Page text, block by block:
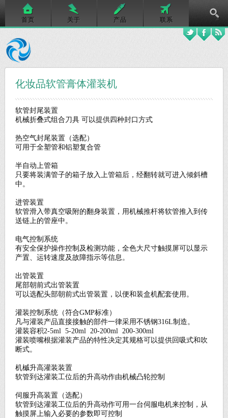
首页 关于 产品 联系
化妆品软管膏体灌装机
软管封尾装置
机械折叠式组合刀具 可以提供四种封口方式
热空气封尾装置（选配）
可用于全塑管和铝塑复合管
半自动上管箱
只要将装满管子的箱子放入上管箱后，经翻转就可进入倾斜槽
中。
进管装置
软管滑入带真空吸附的翻身装置，用机械推杆将软管推入到传
送链上的管座中。
电气控制系统
有安全保护操作控制及检测功能，全色大尺寸触摸屏可以显示
产置、运转速度及故障指示等信息。
出管装置
尾部朝前式出管装置
可以选配头部朝前式出管装置，以便和装盒机配套使用。
灌装控制系统（符合GMP标准）
凡与灌装产品直接接触的部件一律采用不锈钢316L制造。
灌装容积2-5ml 5-20ml 20-200ml 200-300ml
灌装喷嘴根据灌装产品的特性决定其规格可以提供回吸式和吹
断式。
机槭升高灌装装置
软管到达灌装工位后的升高动作由机械凸轮控制
伺服升高装置（选配）
软管到达灌装工位后的升高动作可用一台伺服电机来控制，从
触摸屏上输入必要的参数即可控制